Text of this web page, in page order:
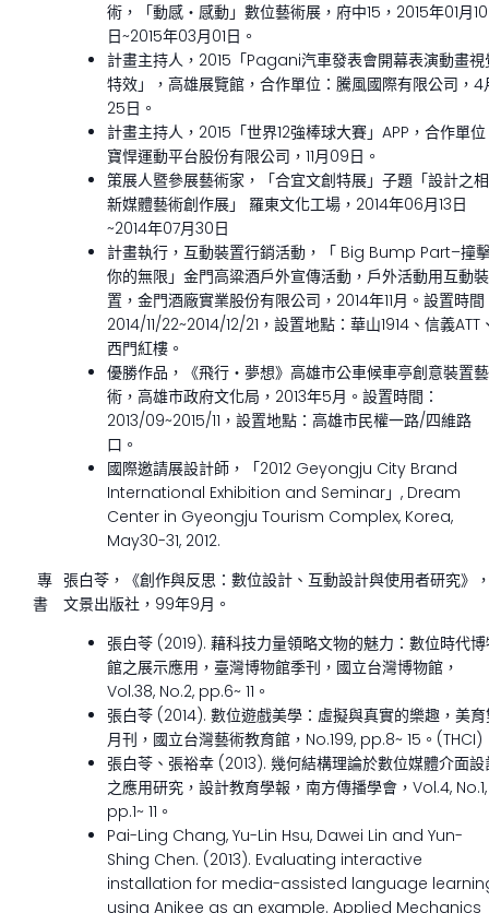
術，「動感‧感動」數位藝術展，府中15，2015年01月10
日~2015年03月01日。
計畫主持人，2015「Pagani汽車發表會開幕表演動畫視
特效」，高雄展覽館，合作單位：騰風國際有限公司，4
25日。
計畫主持人，2015「世界12強棒球大賽」APP，合作單
寶悍運動平台股份有限公司，11月09日。
策展人暨參展藝術家，「合宜文創特展」子題「設計之
新媒體藝術創作展」 羅東文化工場，2014年06月13日
~2014年07月30日
計畫執行，互動裝置行銷活動，「 Big Bump Part–撞
你的無限」金門高粱酒戶外宣傳活動，戶外活動用互動裝
置，金門酒廠實業股份有限公司，2014年11月。設置時間
2014/11/22~2014/12/21，設置地點：華山1914、信義ATT
西門紅樓。
優勝作品，《飛行‧夢想》高雄市公車候車亭創意裝置藝
術，高雄市政府文化局，2013年5月。設置時間：
2013/09~2015/11，設置地點：高雄市民權一路/四維路
口。
國際邀請展設計師，「2012 Geyongju City Brand
International Exhibition and Seminar」, Dream
Center in Gyeongju Tourism Complex, Korea,
May30-31, 2012.
專
書
張白苓，《創作與反思：數位設計、互動設計與使用者研究》
文景出版社，99年9月。
張白苓 (2019). 藉科技力量領略文物的魅力：數位時代
館之展示應用，臺灣博物館季刊，國立台灣博物館，
Vol.38, No.2, pp.6~ 11。
張白苓 (2014). 數位遊戲美學：虛擬與真實的樂趣，美
月刊，國立台灣藝術教育館，No.199, pp.8~ 15。(THCI)
張白苓、張裕幸 (2013). 幾何結構理論於數位媒體介面設
之應用研究，設計教育學報，南方傳播學會，Vol.4, No.1,
pp.1~ 11。
Pai-Ling Chang, Yu-Lin Hsu, Dawei Lin and Yun-
Shing Chen. (2013). Evaluating interactive
installation for media-assisted language
using Anikee as an example. Applied Mechanics